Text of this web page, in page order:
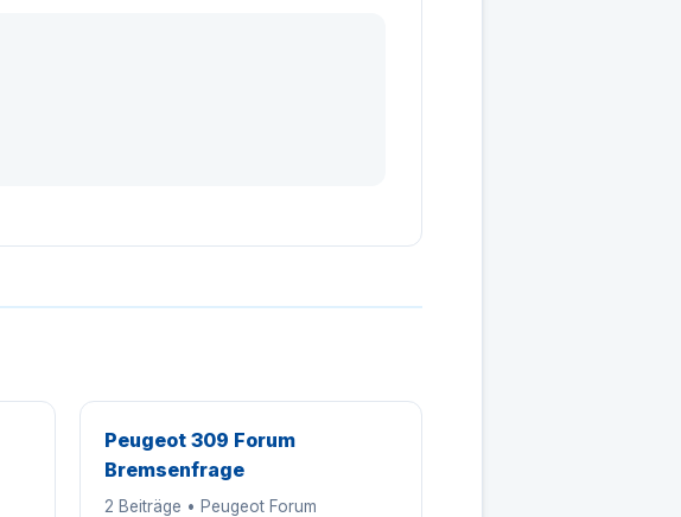
Peugeot 309 Forum
Bremsenfrage
2 Beiträge • Peugeot Forum